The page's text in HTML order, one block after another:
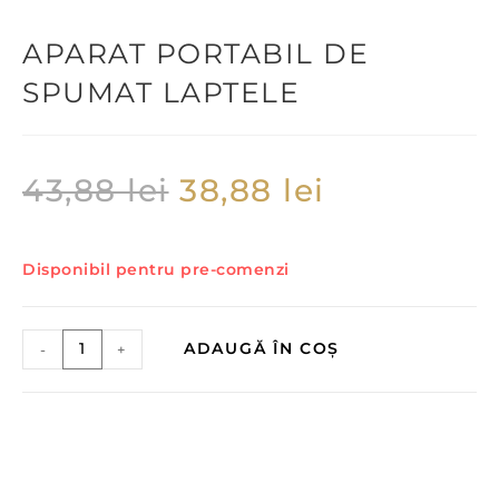
APARAT PORTABIL DE
SPUMAT LAPTELE
43,88lei 38,88 lei
Disponibil pentru pre-comenzi
- + ADAUGĂ ÎN COȘ